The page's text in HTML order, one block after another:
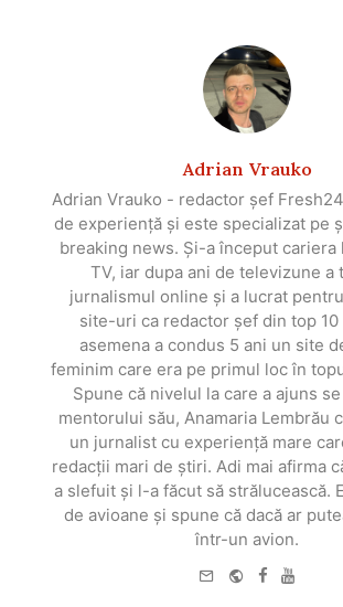
Adrian Vrauko
Adrian Vrauko - redactor șef
de experiență și este specializat pe
breaking news. Și-a început cariera
TV, iar dupa ani de televizune a
jurnalismul online și a lucrat
site-uri ca redactor șef din top 10
asemena a condus 5 ani un site
feminim care era pe primul loc în
Spune că nivelul la care a ajuns
mentorului său, Anamaria Lembrău
un jurnalist cu experiență mare
redacții mari de știri. Adi mai afirma
a slefuit și l-a făcut să strălucească.
de avioane și spune că dacă ar
într-un avion.
e-
WebsiteFacebook